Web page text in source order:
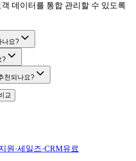
데이터를 통합 관리할 수 있도록
나요?
?
천되나요?
교
원·세일즈·CRM유료